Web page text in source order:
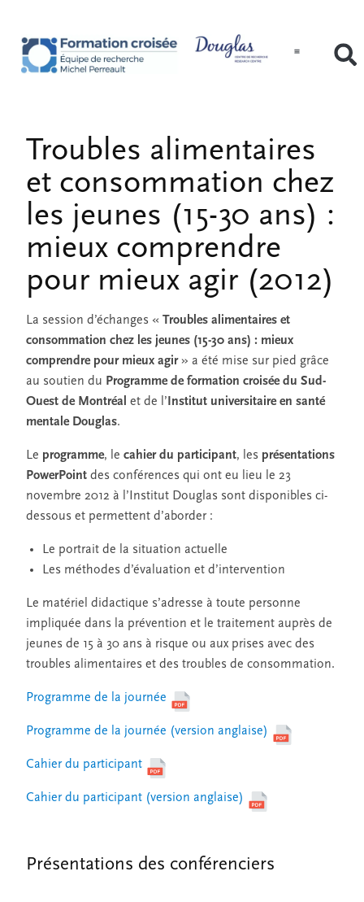
Troubles alimentaires
et consommation chez
les jeunes (15-30 ans) :
mieux comprendre
pour mieux agir (2012)
La session d’échanges « Troubles alimentaires et
consommation chez les jeunes (15-30 ans) : mieux
comprendre pour mieux agir» a été mise sur pied grâce
au soutien du Programme de formation croisée du Sud-
Ouest de Montréal et de l’ Institut universitaire en santé
mentale Douglas.
Le programme, le cahier du participant, les présentations
PowerPoint des conférences qui ont eu lieu le 23
novembre 2012 à l’Institut Douglas sont disponibles ci-
dessous et permettent d’aborder :
Le portrait de la situation actuelle
Les méthodes d’évaluation et d’intervention
Le matériel didactique s’adresse à toute personne
impliquée dans la prévention et le traitement auprès de
jeunes de 15 à 30 ans à risque ou aux prises avec des
troubles alimentaires et des troubles de consommation.
Programme de la journée
Programme de la journée (version anglaise)
Cahier du participant
Cahier du participant (version anglaise)
Présentations des conférenciers